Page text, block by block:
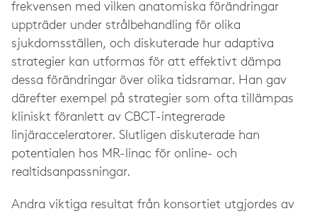
frekvensen med vilken anatomiska förändringar
uppträder under strålbehandling för olika
sjukdomsställen, och diskuterade hur adaptiva
strategier kan utformas för att effektivt dämpa
dessa förändringar över olika tidsramar. Han gav
därefter exempel på strategier som ofta tillämpas
kliniskt föranlett av CBCT-integrerade
linjäracceleratorer. Slutligen diskuterade han
potentialen hos MR-linac för online- och
realtidsanpassningar.
Andra viktiga resultat från konsortiet utgjordes av